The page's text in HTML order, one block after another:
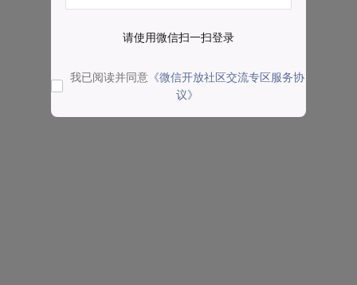
请使用微信扫一扫登录
我已阅读并同意 《微信开放社区交流专区服务协
议》